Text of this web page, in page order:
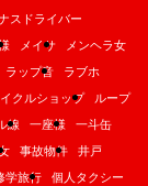
スドライバー
メイサ
メンヘラ女
ラップ音
ラブホ
クルショップ
ループ
線 一座様
一斗缶
事故物件
井戸
学旅行
個人タクシー